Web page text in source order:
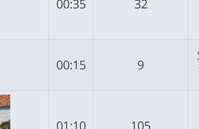
32
00:35
9
00:15
105
01:10